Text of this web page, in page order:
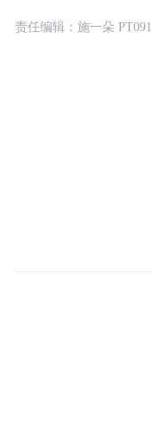
责任编辑：施一朵 PT091